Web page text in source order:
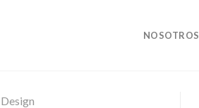
NOSOTROS
Design